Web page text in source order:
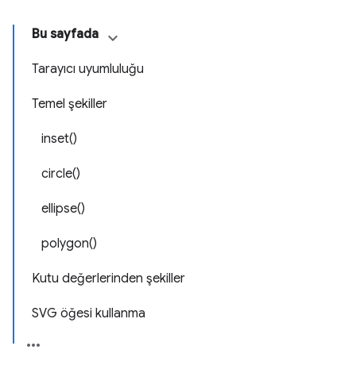
Bu sayfada
Tarayıcı uyumluluğu
Temel şekiller
inset()
circle()
ellipse()
polygon()
Kutu değerlerinden şekiller
SVG öğesi kullanma